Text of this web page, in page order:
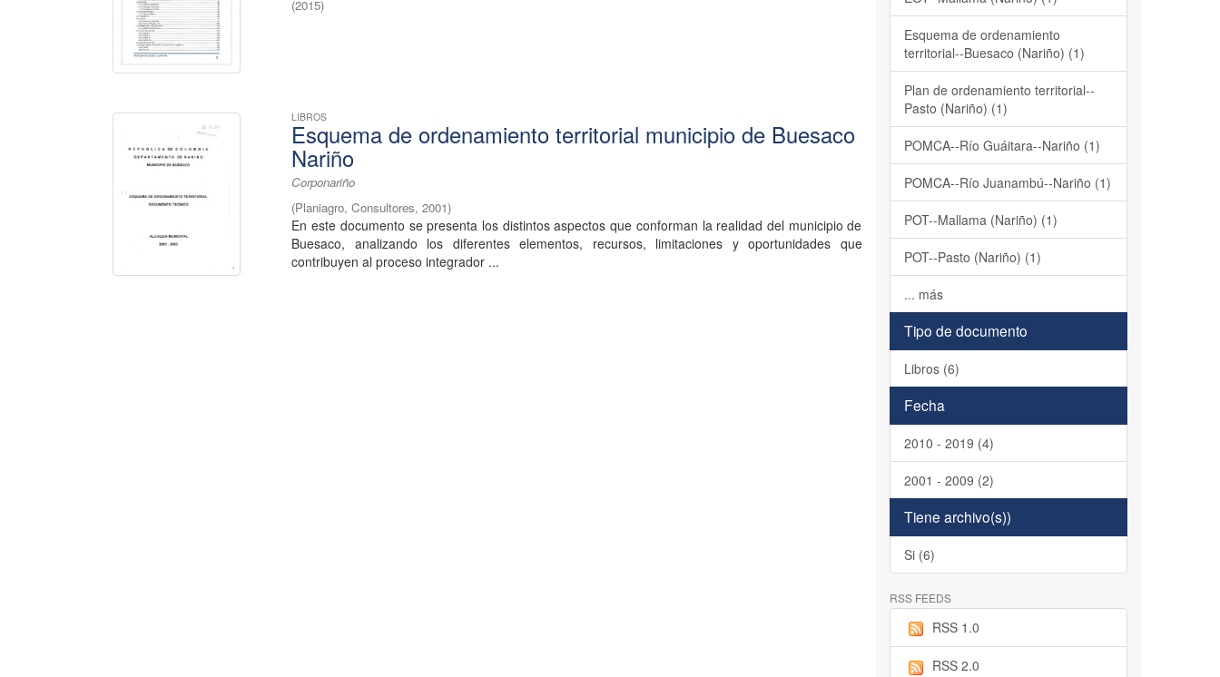
(2015)
LIBROS
Esquema de ordenamiento territorial municipio de Buesaco
Nariño
Corponariño
(Planiagro, Consultores,2001)
En este documento se presenta los distintos aspectos que conforman la realidad del municipio de
Buesaco, analizando los diferentes elementos, recursos, limitaciones y oportunidades que
contribuyen al proceso integrador ...
Esquema de ordenamiento
territorial--Buesaco (Nariño) (1)
Plan de ordenamiento territorial--
Pasto (Nariño) (1)
POMCA--Río Guáitara--Nariño (1)
POMCA--Río Juanambú--Nariño (1)
POT--Mallama (Nariño) (1)
POT--Pasto (Nariño) (1)
... más
Tipo de documento
Libros (6)
Fecha
2010 - 2019 (4)
2001 - 2009 (2)
Tiene archivo(s))
Si (6)
RSS FEEDS
RSS 1.0
RSS 2.0